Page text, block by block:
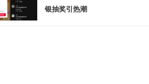
银抽奖引热潮